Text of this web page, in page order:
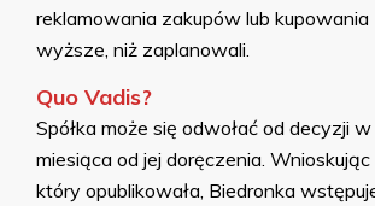
reklamowania zakupów lub
wyższe, niż zaplanowali.
Quo Vadis?
Spółka może się odwołać od decyzji
miesiąca od jej doręczenia. Wnioskując
który opublikowała, Biedronka